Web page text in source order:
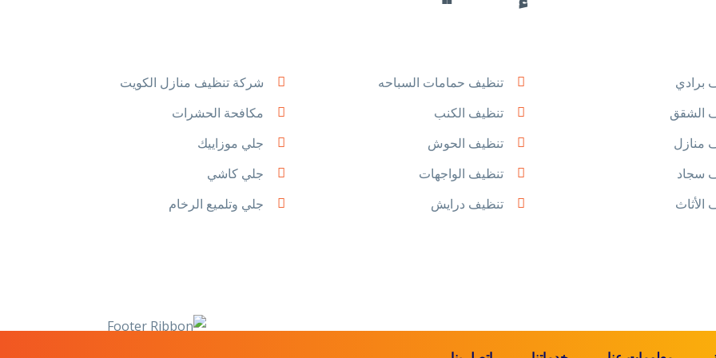
شركة تنظيف منازل الكويت
مكافحة الحشرات
جلي موزاييك
جلي كاشي
جلي وتلميع الرخام
تنظيف حمامات السباحه
تنظيف الكنب
تنظيف الحوش
تنظيف الواجهات
تنظيف درايش
برادي
الشقق
منازل
سجاد
الأثاث